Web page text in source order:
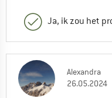
Ja, ik zou het
Alexandra
26.05.2024